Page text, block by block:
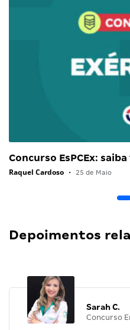
Concurso EsPCEx:
Raquel Cardoso • 25 de Maio
Depoimentos
Sarah C.
Concurso